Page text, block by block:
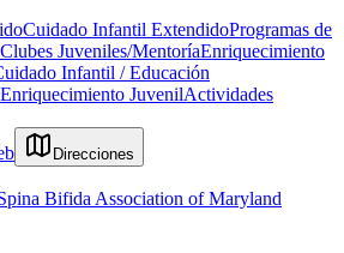
Cuidado Infantil ExtendidoProgramas de
Clubes Juveniles/MentoríaEnriquecimiento
Infantil / Educación
JuvenilActividades
Direcciones
Bifida Association of Maryland